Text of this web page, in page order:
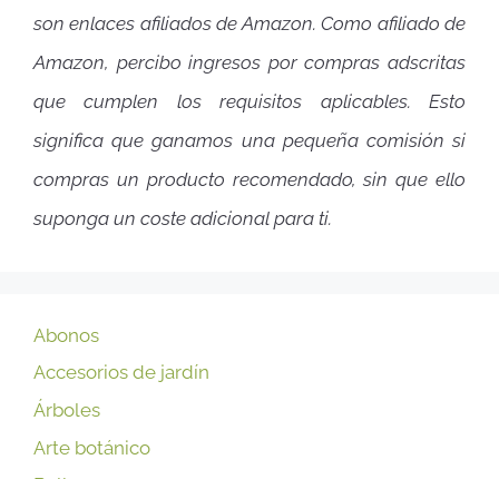
son enlaces afiliados de Amazon. Como afiliado de
Amazon, percibo ingresos por compras adscritas
que cumplen los requisitos aplicables. Esto
significa que ganamos una pequeña comisión si
compras un producto recomendado, sin que ello
suponga un coste adicional para ti.
Abonos
Accesorios de jardín
Árboles
Arte botánico